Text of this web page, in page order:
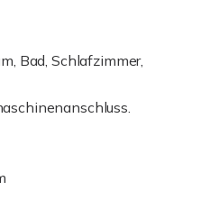
Bad, Schlafzimmer,